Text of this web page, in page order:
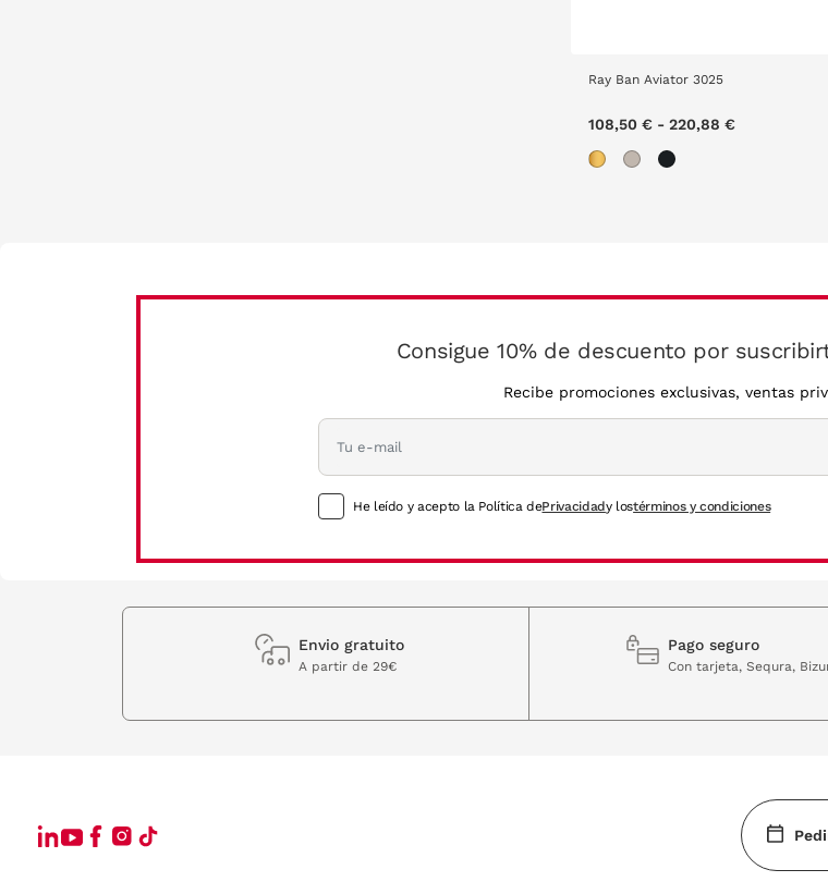
Ray Ban Aviator 3025
108,50 € - 220,88 €
Consigue 10% de descuento por
Recibe promociones exclusivas, ventas
He leído y acepto la Política dePrivacidady lostérminos y condiciones
Envio gratuito
A partir de 29€
Pago seguro
Con tarjeta, Sequra,